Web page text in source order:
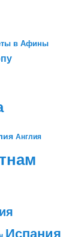
в Афины
Англия
Испания